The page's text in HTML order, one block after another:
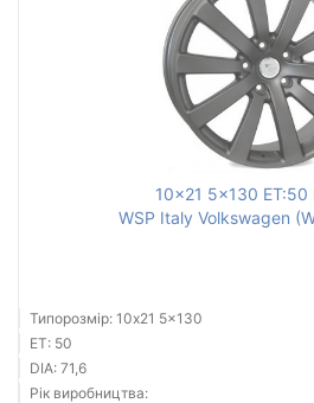
10x21 5x130 ET:50
WSP Italy Volkswagen
Типорозмір: 10x21 5x130
ET: 50
DIA: 71,6
Рік виробництва: